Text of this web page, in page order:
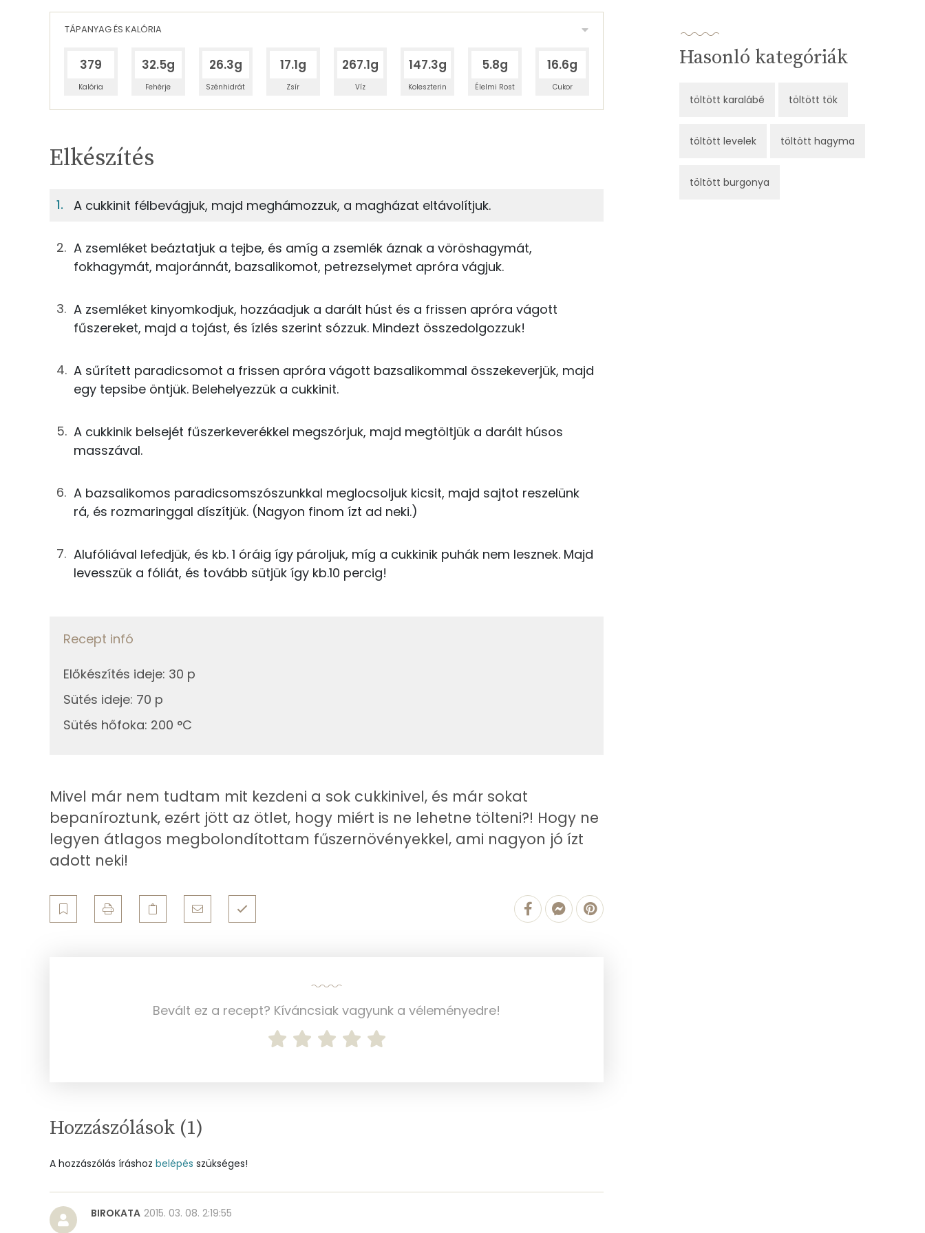
TÁPANYAG ÉS KALÓRIA
379
Kalória
32.5g
Fehérje
26.3g
Szénhidrát
17.1g
Zsír
267.1g
Víz
147.3g
Koleszterin
5.8g
Élelmi Rost
16.6g
Cukor
22gtojás
0gsó
18g vöröshagyma
0g majoranna
9g petrezselyem
100g sűrített paradicsom
82 kcal
10g sajt
TÁPANYAGTARTALOM
Foszfor
Kálcium
Szelén
Kolin:
Likopin
E vitamin:
Fehérje
Zsír
Telített zsírsav
Egyszeresen telítetlen zsírsav:
Többszörösen telítetlen zsírsav
Koleszterin
Összesen
Cink
3 mg
Szelén
Kálcium
226 mg
Szénhidrát
Összesen
Cukor
17 mg
Elkészítés
A cukkinit félbevágjuk, majd meghámozzuk, a magházat eltávolítjuk.
A zsemléket beáztatjuk a tejbe, és amíg a zsemlék áznak a vöröshagymát,
fokhagymát, majoránnát, bazsalikomot, petrezselymet apróra vágjuk.
A zsemléket kinyomkodjuk, hozzáadjuk a darált húst és a frissen apróra vágott
fűszereket, majd a tojást, és ízlés szerint sózzuk. Mindezt összedolgozzuk!
A sűrített paradicsomot a frissen apróra vágott bazsalikommal összekeverjük, majd
egy tepsibe öntjük. Belehelyezzük a cukkinit.
A cukkinik belsejét fűszerkeverékkel megszórjuk, majd megtöltjük a darált húsos
masszával.
A bazsalikomos paradicsomszószunkkal meglocsoljuk kicsit, majd sajtot reszelünk
rá, és rozmaringgal díszítjük. (Nagyon finom ízt ad neki.)
Alufóliával lefedjük, és kb. 1 óráig így pároljuk, míg a cukkinik puhák nem lesznek. Majd
levesszük a fóliát, és tovább sütjük így kb.10 percig!
Recept infó
Előkészítés ideje: 30 p
Sütés ideje: 70 p
Sütés hőfoka: 200 °C
Mivel már nem tudtam mit kezdeni a sok cukkinivel, és már sokat
bepaníroztunk, ezért jött az ötlet, hogy miért is ne lehetne tölteni?! Hogy ne
legyen átlagos megbolondítottam fűszernövényekkel, ami nagyon jó ízt
adott neki!
Bevált ez a recept? Kíváncsiak vagyunk a véleményedre!
Hozzászólások (1)
A hozzászólás íráshoz belépés szükséges!
BIROKATA 2015. 03. 08. 2:19:55
Hasonló kategóriák
töltött karalábé töltött tök
töltött levelek töltött hagyma
töltött burgonya